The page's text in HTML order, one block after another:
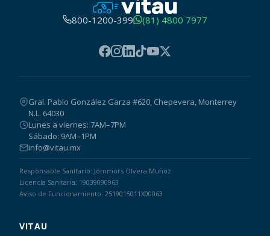
800-1200-399 (81) 4800 7977
Gral. Pablo González Garza #620, Chepevera, Monterrey
N.L. 64030
Lunes a viernes: 7AM–7PM
Sábado: 9AM–1PM
info@vitau.mx
Responsable Sanitario: Jommors Olvera Muñoz
Licencia Sanitaria: 19039090963
Aviso de Funcionamiento: 2519015011X00063
VITAU